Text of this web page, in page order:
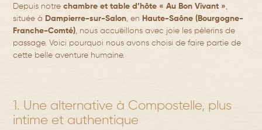
Depuis notrechambre et table d’hôte « Au Bon Vivant »,
située à Dampierre-sur-Salon, en Haute-Saône (Bourgogne-
Franche-Comté), nous accueillons avec joie les pèlerins de
passage. Voici pourquoi nous avons choisi de faire partie de
cette belle aventure humaine.
1. Une alternative à Compostelle, plus
intime et authentique